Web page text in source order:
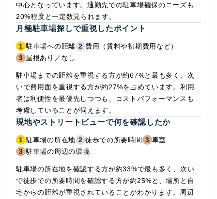
中心となっています。通勤先での駐車場確保のニーズも
20%程度と一定数見られます。
月極駐車場探しで重視したポイント
1 駐車場への距離 2 費用（賃料や初期費用など）
3 屋根あり／なし
駐車場までの距離を重視する方が約67%と最も多く、次
いで費用面を重視する方が約27%を占めています。利用
者は利便性を最優先しつつも、コストパフォーマンスも
考慮していることが伺えます。
現地やストリートビューで何を確認したか
1 駐車場の所在地 2 徒歩での所要時間 3 車室
3 駐車場の周辺の環境
駐車場の所在地を確認する方が約33%で最も多く、次い
で徒歩での所要時間を確認する方が約25%と、場所と自
宅からの距離が重視されていることがわかります。周辺